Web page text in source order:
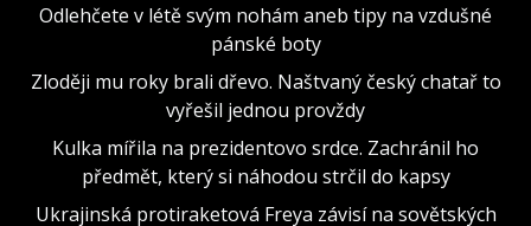
Odlehčete v létě svým nohám aneb tipy na vzdušné
pánské boty
Zloději mu roky brali dřevo. Naštvaný český chatař to
vyřešil jednou provždy
Kulka mířila na prezidentovo srdce. Zachránil ho
předmět, který si náhodou strčil do kapsy
Ukrajinská protiraketová Freya závisí na sovětských